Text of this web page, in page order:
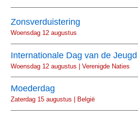
Zonsverduistering
Woensdag 12 augustus
Internationale Dag van de Jeugd
Woensdag 12 augustus | Verenigde Naties
Moederdag
Zaterdag 15 augustus | België